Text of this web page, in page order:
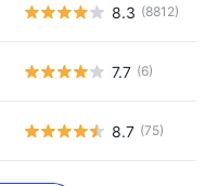
8.3 (8812)
7.7 (6)
8.7 (75)